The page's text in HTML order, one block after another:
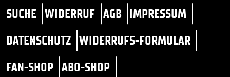
SUCHE WIDERRUF AGB IMPRESSUM
DATENSCHUTZ WIDERRUFS-FORMULAR
FAN-SHOP ABO-SHOP